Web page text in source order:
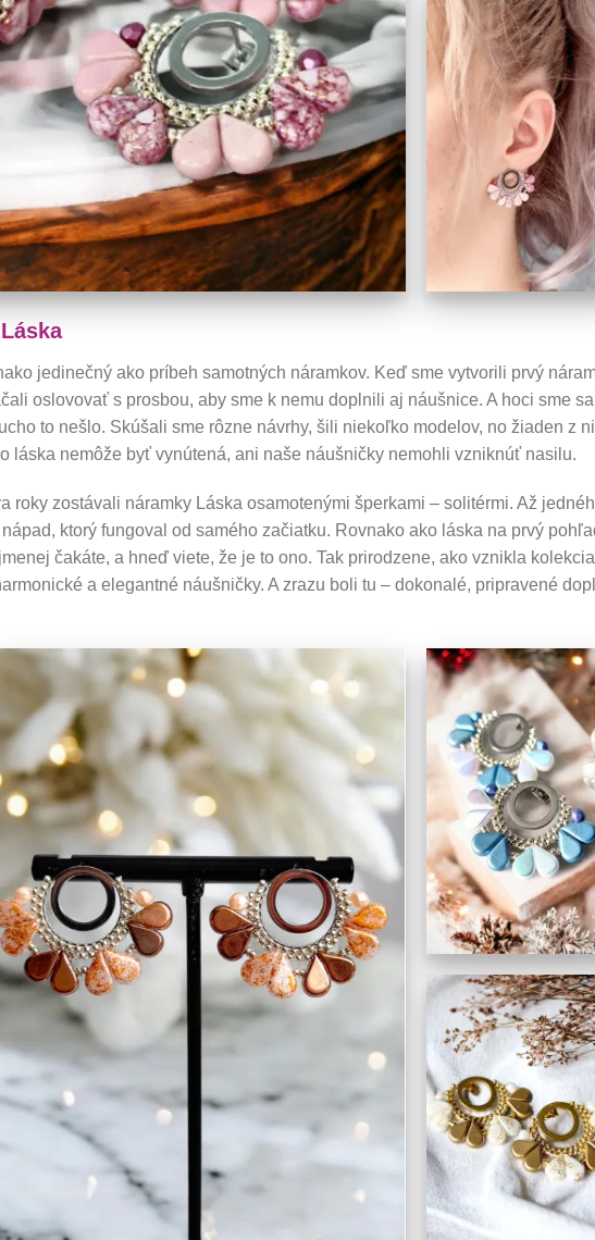
jedinečný ako príbeh samotných náramkov. Keď sme vytvorili prvý
oslovovať s prosbou, aby sme k nemu doplnili aj náušnice. A hoci sme sa
to nešlo. Skúšali sme rôzne návrhy, šili niekoľko modelov, no žiaden z
láska nemôže byť vynútená, ani naše náušničky nemohli vzniknúť nasilu.
roky zostávali náramky Láska osamotenými šperkami – solitérmi. Až
ktorý fungoval od samého začiatku. Rovnako ako láska na prvý
čakáte, a hneď viete, že je to ono. Tak prirodzene, ako vznikla kolekcia
a elegantné náušničky. A zrazu boli tu – dokonalé, pripravené